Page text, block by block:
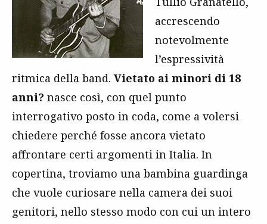
accrescendo
notevolmente
l’espressività
ritmica della band. Vietato ai minori di 18
anni? nasce così, con quel punto
interrogativo posto in coda, come a volersi
chiedere perché fosse ancora vietato
affrontare certi argomenti in Italia. In
copertina, troviamo una bambina guardinga
che vuole curiosare nella camera dei suoi
genitori, nello stesso modo con cui un intero